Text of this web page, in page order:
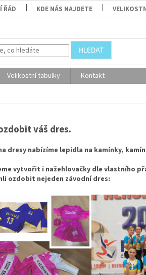
ŘÁD KDE NÁS NAJDETE
HLEDAT
Velikostní tabulky
Kontakt
váš dres.
dresy nabízíme lepidla na kamínky,
vytvořit i nažehlovačky dle vlastního
ozdobit nejeden závodní dres: